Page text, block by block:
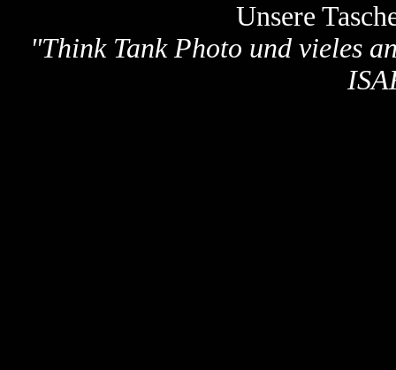
Unsere
"Think Tank Photo und vieles